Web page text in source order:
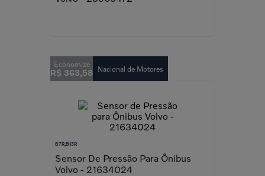
R$ 363,58 Nacional de Motores
B7R,B13R
Sensor De Pressão Para Ônibus
Volvo - 21634024